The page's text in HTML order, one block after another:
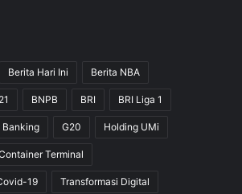
Berita Hari Ini Berita NBA
BNPB BRI BRI Liga 1
Banking G20 Holding UMi
Terminal
19 Transformasi Digital